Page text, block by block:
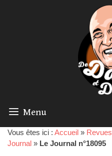
Menu
Vous êtes ici : Accueil » Revues
Journal » Le Journal n°18095